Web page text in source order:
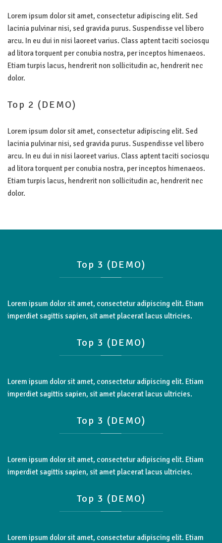
Lorem ipsum dolor sit amet, consectetur adipiscing elit. Sed
lacinia pulvinar nisi, sed gravida purus. Suspendisse vel libero
arcu. In eu dui in nisi laoreet varius. Class aptent taciti sociosqu
ad litora torquent per conubia nostra, per inceptos himenaeos.
Etiam turpis lacus, hendrerit non sollicitudin ac, hendrerit nec
dolor.
Top 2 (DEMO)
Lorem ipsum dolor sit amet, consectetur adipiscing elit. Sed
lacinia pulvinar nisi, sed gravida purus. Suspendisse vel libero
arcu. In eu dui in nisi laoreet varius. Class aptent taciti sociosqu
ad litora torquent per conubia nostra, per inceptos himenaeos.
Etiam turpis lacus, hendrerit non sollicitudin ac, hendrerit nec
dolor.
Top 3 (DEMO)
Lorem ipsum dolor sit amet, consectetur adipiscing elit. Etiam
imperdiet sagittis sapien, sit amet placerat lacus ultricies.
Top 3 (DEMO)
Lorem ipsum dolor sit amet, consectetur adipiscing elit. Etiam
imperdiet sagittis sapien, sit amet placerat lacus ultricies.
Top 3 (DEMO)
Lorem ipsum dolor sit amet, consectetur adipiscing elit. Etiam
imperdiet sagittis sapien, sit amet placerat lacus ultricies.
Top 3 (DEMO)
Lorem ipsum dolor sit amet, consectetur adipiscing elit. Etiam